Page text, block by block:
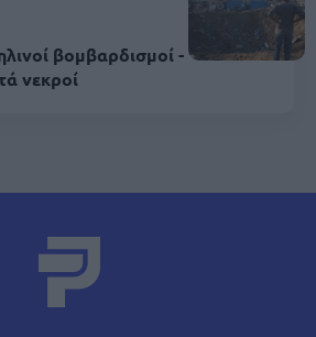
βομβαρδισμοί -
νεκροί